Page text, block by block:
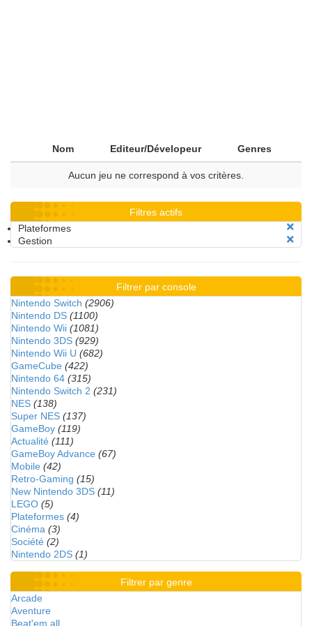
Nom Editeur/Dévelopeur Genres
Aucun jeu ne correspond à vos critères.
Filtres actifs
Plateformes
Gestion
Filtrer par console
Nintendo Switch (2906)
Nintendo DS (1100)
Nintendo Wii (1081)
Nintendo 3DS (929)
Nintendo Wii U (682)
GameCube (422)
Nintendo 64 (315)
Nintendo Switch 2 (231)
NES (138)
Super NES (137)
GameBoy (119)
Actualité (111)
GameBoy Advance (67)
Mobile (42)
Retro-Gaming (15)
New Nintendo 3DS (11)
LEGO (5)
Plateformes (4)
Cinéma (3)
Société (2)
Nintendo 2DS (1)
Filtrer par genre
Arcade
Aventure
Beat'em all